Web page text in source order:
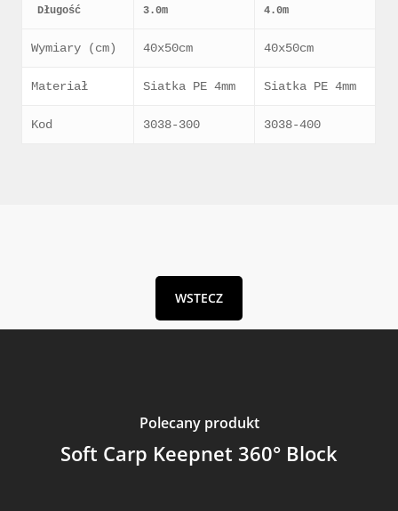
Długość 3.0m 4.0m
Wymiary (cm) 40x50cm 40x50cm
Materiał Siatka PE 4mm Siatka PE 4mm
Kod 3038-300 3038-400
WSTECZ
Polecany produkt
Soft Carp Keepnet 360° Block